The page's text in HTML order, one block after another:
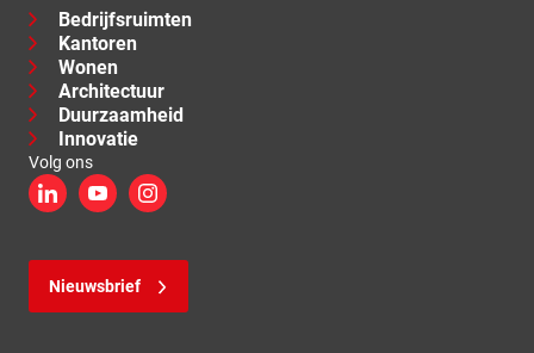
Bedrijfsruimten
Kantoren
Wonen
Architectuur
Duurzaamheid
Innovatie
Volg ons
LinkedInYouTubeInstagram
Nieuwsbrief